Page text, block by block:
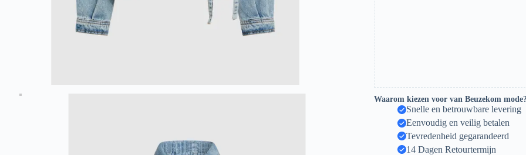
Waarom kiezen voor van Beuzekom
Snelle en betrouwbare levering
Eenvoudig en veilig betalen
Tevredenheid gegarandeerd
14 Dagen Retourtermijn